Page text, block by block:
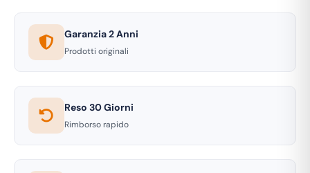
Garanzia 2 Anni
Prodotti originali
Reso 30 Giorni
Rimborso rapido